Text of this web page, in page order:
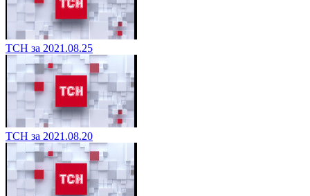
ТСН за 2021.08.25
ТСН за 2021.08.20